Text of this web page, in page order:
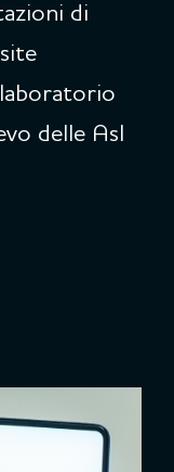
di
delle Asl